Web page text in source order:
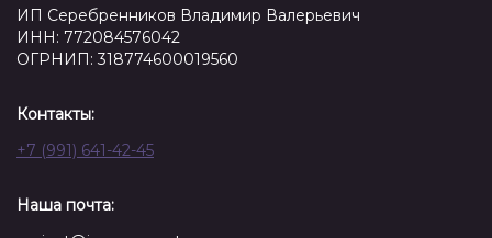
ИП Серебренников Владимир Валерьевич
ИНН: 772084576042
ОГРНИП: 318774600019560
Контакты:
+7 (991) 641-42-45
Наша почта: